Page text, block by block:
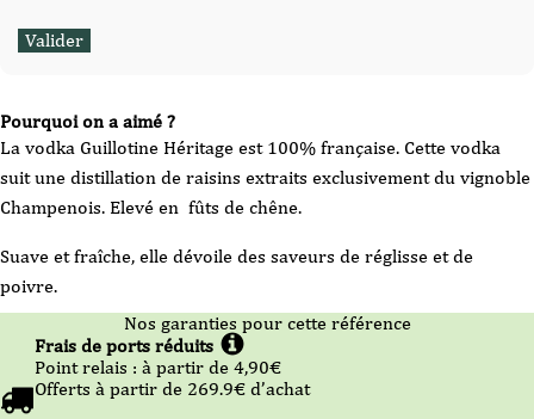
Pourquoi on a aimé ?
La vodka Guillotine Héritage est 100% française. Cette vodka
suit une distillation de raisins extraits exclusivement du vignoble
Champenois. Elevé en fûts de chêne.
Suave et fraîche, elle dévoile des saveurs de réglisse et de
poivre.
Nos garanties pour cette référence
Frais de ports réduits
Point relais : à partir de 4,90€
Offerts à partir de 269.9€ d’achat